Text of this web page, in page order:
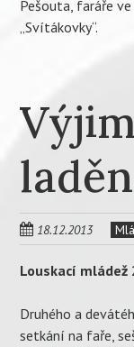
Pešouta, faráře
„Svítákovky“.
18.12.2013
Louskací mládež
Druhého a
setkání na faře,